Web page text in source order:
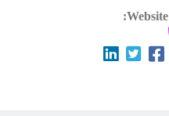
Website: